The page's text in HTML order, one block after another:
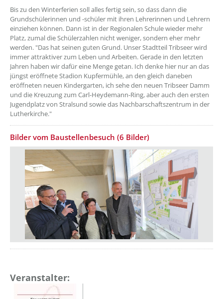
Bis zu den Winterferien soll alles fertig sein, so dass dann die
Grundschülerinnen und -schüler mit ihren Lehrerinnen und Lehrern
einziehen können. Dann ist in der Regionalen Schule wieder mehr
Platz, zumal die Schülerzahlen nicht weniger, sondern eher mehr
werden. "Das hat seinen guten Grund. Unser Stadtteil Tribseer wird
immer attraktiver zum Leben und Arbeiten. Gerade in den letzten
Jahren haben wir dafür eine Menge getan. Ich denke hier nur an das
jüngst eröffnete Stadion Kupfermühle, an den gleich daneben
eröffneten neuen Kindergarten, ich sehe den neuen Tribseer Damm
und die Kreuzung zum Carl-Heydemann-Ring, aber auch den ersten
Jugendplatz von Stralsund sowie das Nachbarschaftszentrum in der
Lutherkirche."
Bilder vom Baustellenbesuch (6 Bilder)
Veranstalter: